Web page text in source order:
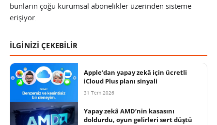
bunların çoğu kurumsal abonelikler üzerinden sisteme
erişiyor.
İLGİNİZİ ÇEKEBİLİR
Apple’dan yapay zekâ için ücretli
iCloud Plus planı sinyali
31 Tem 2026
Yapay zekâ AMD’nin kasasını
doldurdu, oyun gelirleri sert düştü